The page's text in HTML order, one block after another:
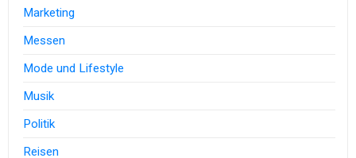
Marketing
Messen
Mode und Lifestyle
Musik
Politik
Reisen